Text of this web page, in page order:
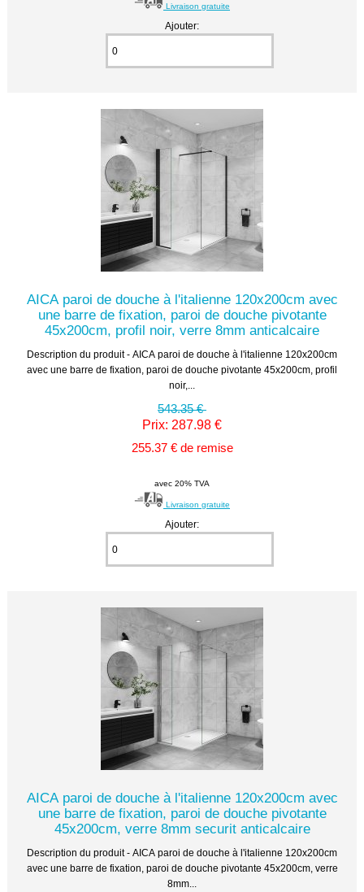
Livraison gratuite
Ajouter:
AICA paroi de douche à l'italienne 120x200cm avec
une barre de fixation, paroi de douche pivotante
45x200cm, profil noir, verre 8mm anticalcaire
Description du produit - AICA paroi de douche à l'italienne 120x200cm
avec une barre de fixation, paroi de douche pivotante 45x200cm, profil
noir,...
543.35 €
Prix: 287.98 €
255.37 € de remise
avec 20% TVA
Livraison gratuite
Ajouter:
AICA paroi de douche à l'italienne 120x200cm avec
une barre de fixation, paroi de douche pivotante
45x200cm, verre 8mm securit anticalcaire
Description du produit - AICA paroi de douche à l'italienne 120x200cm
avec une barre de fixation, paroi de douche pivotante 45x200cm, verre
8mm...